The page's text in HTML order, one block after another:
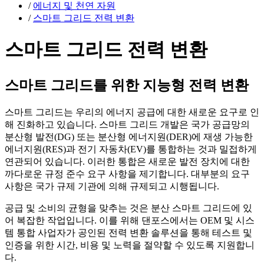
/ 에너지 및 천연 자원
/ 스마트 그리드 전력 변환
스마트 그리드 전력 변환
스마트 그리드를 위한 지능형 전력 변환
스마트 그리드는 우리의 에너지 공급에 대한 새로운 요구로 인
해 진화하고 있습니다. 스마트 그리드 개발은 국가 공급망의
분산형 발전(DG) 또는 분산형 에너지원(DER)에 재생 가능한
에너지원(RES)과 전기 자동차(EV)를 통합하는 것과 밀접하게
연관되어 있습니다. 이러한 통합은 새로운 발전 장치에 대한
까다로운 규정 준수 요구 사항을 제기합니다. 대부분의 요구
사항은 국가 규제 기관에 의해 규제되고 시행됩니다.
공급 및 소비의 균형을 맞추는 것은 분산 스마트 그리드에 있
어 복잡한 작업입니다. 이를 위해 댄포스에서는 OEM 및 시스
템 통합 사업자가 공인된 전력 변환 솔루션을 통해 테스트 및
인증을 위한 시간, 비용 및 노력을 절약할 수 있도록 지원합니
다.